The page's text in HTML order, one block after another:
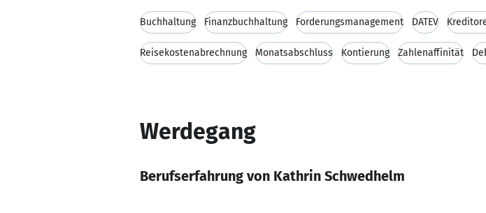
Buchhaltung Finanzbuchhaltung Forderungsmanagement DATEV
Reisekostenabrechnung Monatsabschluss Kontierung Zahlenaffinität
Werdegang
Berufserfahrung von Kathrin Schwedhelm